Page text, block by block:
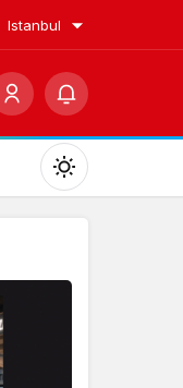
Istanbul
Mod
değiştir